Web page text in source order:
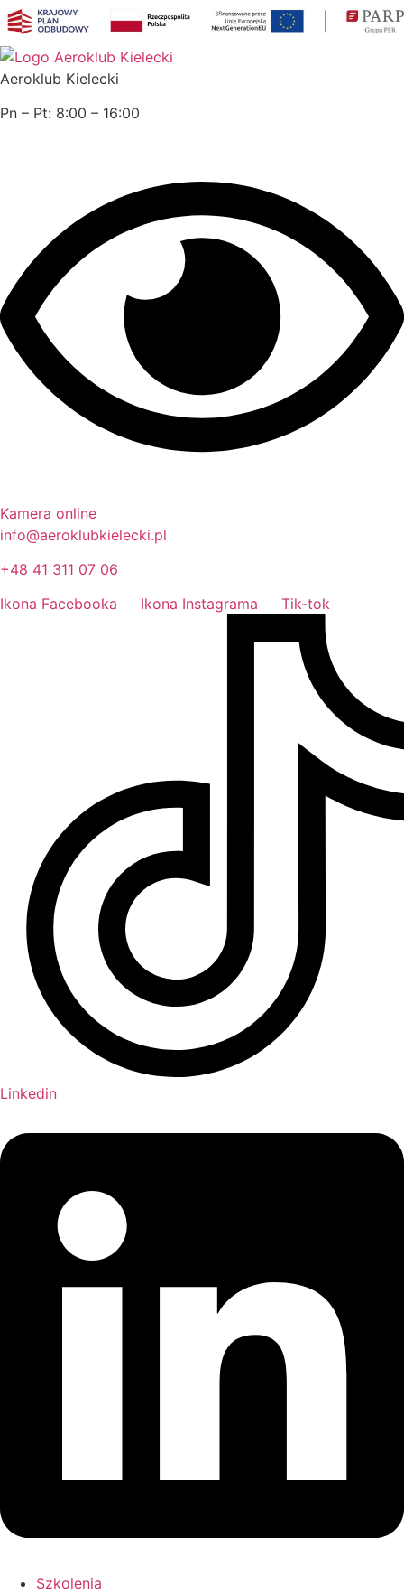
Przejdź
do
treści
Aeroklub Kielecki
Pn – Pt: 8:00 – 16:00
Kamera online
info@aeroklubkielecki.pl
+48 41 311 07 06
Ikona Facebooka
Ikona Instagrama Tik-tok
Linkedin
Szkolenia